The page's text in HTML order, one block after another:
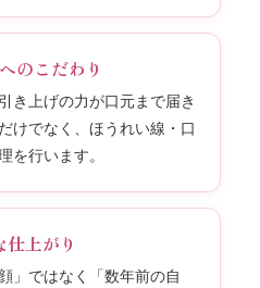
のこだわり
き上げの力が口元まで届き
けでなく、ほうれい線・口
を行います。
仕上がり
」ではなく「数年前の自